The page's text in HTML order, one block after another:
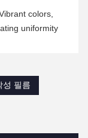
colors,
uniformity
성 필름